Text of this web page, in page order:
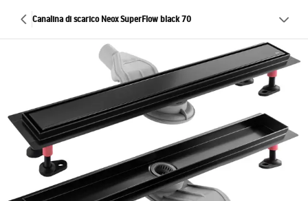
Canalina di scarico Neox SuperFlow black 70